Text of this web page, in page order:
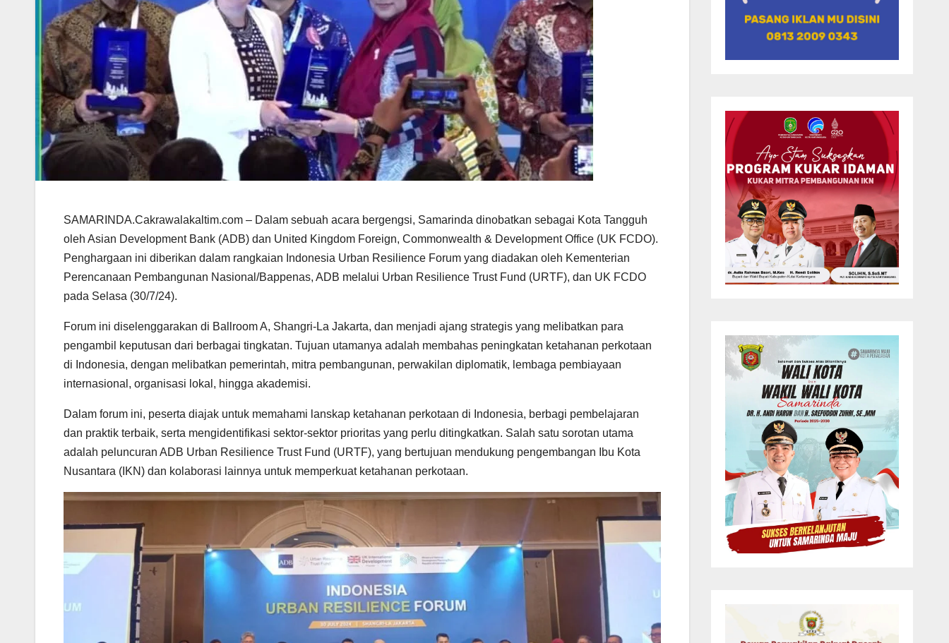
SAMARINDA.Cakrawalakaltim.com – Dalam sebuah acara bergengsi, Samarinda dinobatkan sebagai Kota Tangguh
oleh Asian Development Bank (ADB) dan United Kingdom Foreign, Commonwealth & Development Office (UK FCDO).
Penghargaan ini diberikan dalam rangkaian Indonesia Urban Resilience Forum yang diadakan oleh Kementerian
Perencanaan Pembangunan Nasional/Bappenas, ADB melalui Urban Resilience Trust Fund (URTF), dan UK FCDO
pada Selasa (30/7/24).
Forum ini diselenggarakan di Ballroom A, Shangri-La Jakarta, dan menjadi ajang strategis yang melibatkan para
pengambil keputusan dari berbagai tingkatan. Tujuan utamanya adalah membahas peningkatan ketahanan perkotaan
di Indonesia, dengan melibatkan pemerintah, mitra pembangunan, perwakilan diplomatik, lembaga pembiayaan
internasional, organisasi lokal, hingga akademisi.
Dalam forum ini, peserta diajak untuk memahami lanskap ketahanan perkotaan di Indonesia, berbagi pembelajaran
dan praktik terbaik, serta mengidentifikasi sektor-sektor prioritas yang perlu ditingkatkan. Salah satu sorotan utama
adalah peluncuran ADB Urban Resilience Trust Fund (URTF), yang bertujuan mendukung pengembangan Ibu Kota
Nusantara (IKN) dan kolaborasi lainnya untuk memperkuat ketahanan perkotaan.